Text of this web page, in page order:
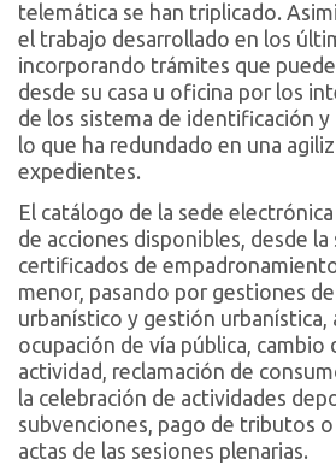
telemática se han triplicado.
el trabajo desarrollado en los
incorporando trámites que
desde su casa u oficina por los
de los sistema de identificación
lo que ha redundado en una
expedientes.
El catálogo de la sede
de acciones disponibles, desde
certificados de
menor, pasando por gestiones
urbanístico y gestión urbanística,
ocupación de vía pública, cambio
actividad, reclamación de
la celebración de actividades
subvenciones, pago de tributos o
actas de las sesiones plenarias.